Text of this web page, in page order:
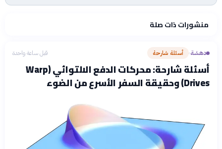
منشورات ذات صلة
دهشة› أسئلة شارحة قبل ساعة واحدة
أسئلة شارحة: محركات الدفع الالتوائي (Warp
Drives) وحقيقة السفر الأسرع من الضوء